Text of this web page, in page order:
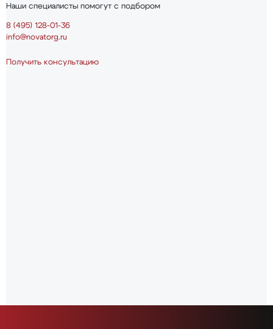
Наши специалисты помогут с подбором
8 (495) 128-01-36
info@novatorg.ru
Получить консультацию